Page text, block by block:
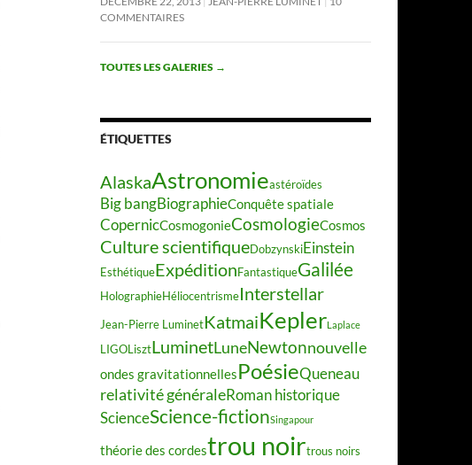
COMMENTAIRES
TOUTES LES GALERIES →
ÉTIQUETTES
AlaskaAstronomieastéroïdes
Big bangBiographieConquête spatiale
CopernicCosmogonieCosmologieCosmos
Culture scientifiqueDobzynskiEinstein
EsthétiqueExpéditionFantastiqueGalilée
HolographieHéliocentrismeInterstellar
Jean-Pierre LuminetKatmaiKeplerLaplace
LIGOLisztLuminetLuneNewtonnouvelle
ondes gravitationnellesPoésieQueneau
relativité généraleRoman historique
ScienceScience-fictionSingapour
théorie des cordestrou noirtrous noirs